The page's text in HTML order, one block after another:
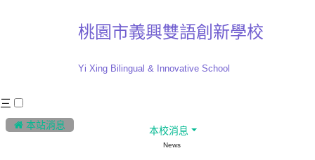
:::
 本站消息
桃園市義興雙語創新學校
Yi Xing Bilingual & Innovative School
三
本校消息
News